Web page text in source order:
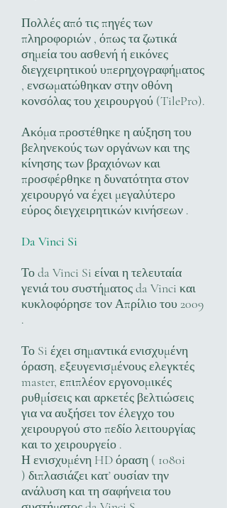
Πολλές από τις πηγές των
πληροφοριών , όπως τα ζωτικά
σημεία του ασθενή ή εικόνες
διεγχειρητικού υπερηχογραφήματος
, ενσωματώθηκαν στην οθόνη
κονσόλας του χειρουργού (TilePro).
Ακόμα προστέθηκε η αύξηση του
βεληνεκούς των οργάνων και της
κίνησης των βραχιόνων και
προσφέρθηκε η δυνατότητα στον
χειρουργό να έχει μεγαλύτερο
εύρος διεγχειρητικών κινήσεων .
Da Vinci Si
Το da Vinci Si είναι η τελευταία
γενιά του συστήματος da Vinci και
κυκλοφόρησε τον Απρίλιο του 2009
.
Το Si έχει σημαντικά ενισχυμένη
όραση, εξευγενισμένους ελεγκτές
master, επιπλέον εργονομικές
ρυθμίσεις και αρκετές βελτιώσεις
για να αυξήσει τον έλεγχο του
χειρουργού στο πεδίο λειτουργίας
και το χειρουργείο .
Η ενισχυμένη HD όραση ( 1080i
) διπλασιάζει κατ’ ουσίαν την
ανάλυση και τη σαφήνεια του